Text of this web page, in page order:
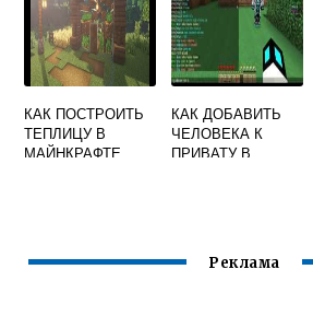
КАК ПОСТРОИТЬ
ТЕПЛИЦУ В
МАЙНКРАФТЕ
КАК ДОБАВИТЬ
ЧЕЛОВЕКА К
ПРИВАТУ В
Реклама